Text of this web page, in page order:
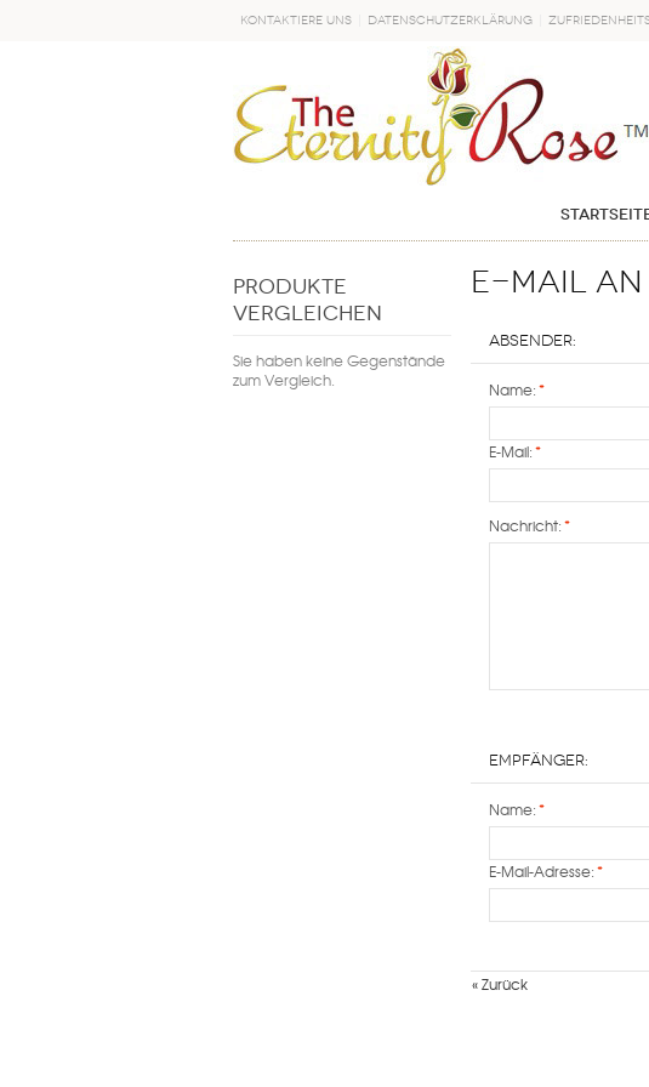
Kontaktiere uns Datenschutzerklärung
E-Mail
Absender:
*
Name:
*
E-Mail:
*
Nachricht:
Empfänger:
*
Name:
*
E-Mail-Adresse:
«Zurück
PRODUKTE
VERGLEICHEN
Sie haben keine Gegenstände
zum Vergleich.